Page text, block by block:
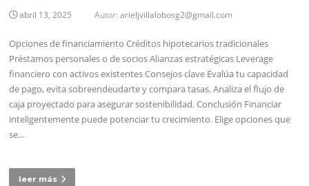
abril 13, 2025 Autor:arieljvillalobosg2@gmail.com
Opciones de financiamiento Créditos hipotecarios tradicionales
Préstamos personales o de socios Alianzas estratégicas Leverage
financiero con activos existentes Consejos clave Evalúa tu capacidad
de pago, evita sobreendeudarte y compara tasas. Analiza el flujo de
caja proyectado para asegurar sostenibilidad. Conclusión Financiar
inteligentemente puede potenciar tu crecimiento. Elige opciones que
se…
leer más